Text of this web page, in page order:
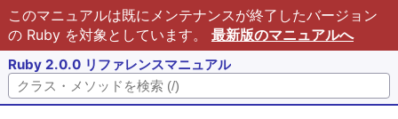
このマニュアルは既にメンテナンスが終了したバージョン
の Ruby を対象としています。 最新版のマニュアルへ
Ruby 2.0.0 リファレンスマニュアル